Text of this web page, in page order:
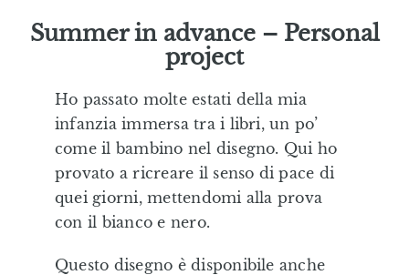
Illustrazioni
Giochi
Editorial
Summer in advance – Personal
project
Ho passato molte estati della mia
infanzia immersa tra i libri, un po’
come il bambino nel disegno. Qui ho
provato a ricreare il senso di pace di
quei giorni, mettendomi alla prova
con il bianco e nero.
Questo disegno è disponibile anche